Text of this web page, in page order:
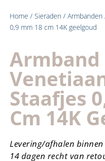
Home / Sieraden / Armbanden
0,9 mm 18 cm 14K geelgoud
Armband
Staafjes
Cm 14K
Levering/afhalen
14 dagen recht van